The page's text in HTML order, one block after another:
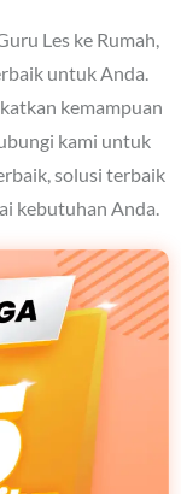
Les ke Rumah,
untuk Anda.
kemampuan
kami untuk
solusi terbaik
kebutuhan Anda.